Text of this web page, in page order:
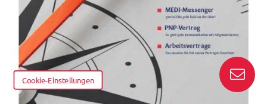
Cookie-Einstellungen